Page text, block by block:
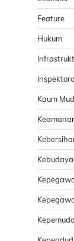
Feature
Hukum
Kaum